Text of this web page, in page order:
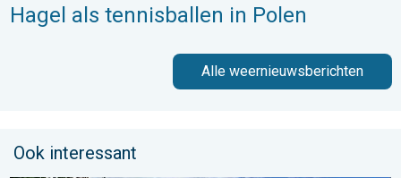
Hagel als tennisballen in Polen
Alle weernieuwsberichten
Ook interessant